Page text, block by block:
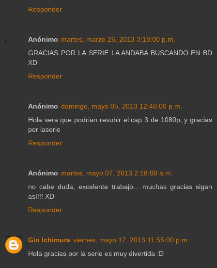
Responder
Anónimo martes, marzo 26, 2013 3:18:00 p.m.
GRACIAS POR LA SERIE LA ANDABA BUSCANDO EN BD
XD
Responder
Anónimo domingo, mayo 05, 2013 12:46:00 p.m.
Hola sera que podrian resubir el cap 3 de 1080p, y gracias
por laserie
Responder
Anónimo martes, mayo 07, 2013 2:18:00 a.m.
no cabe duda, excelente trabajo... muchas gracias sigan
así!!! XD
Responder
Gin Ichimura viernes, mayo 17, 2013 11:55:00 p.m.
Hola gracias por la serie es muy divertida :D